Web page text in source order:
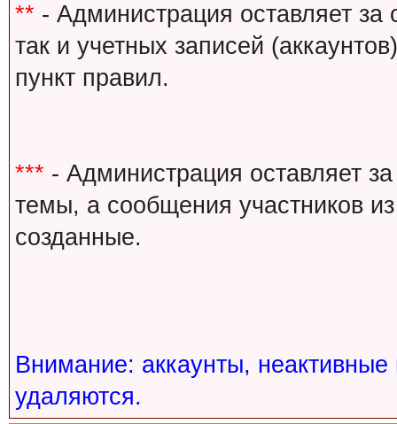
** - Администрация оставляет
так и учетных записей
пункт правил.
*** - Администрация оставляет
темы, а сообщения участников
созданные.
Внимание: аккаунты,
удаляются.